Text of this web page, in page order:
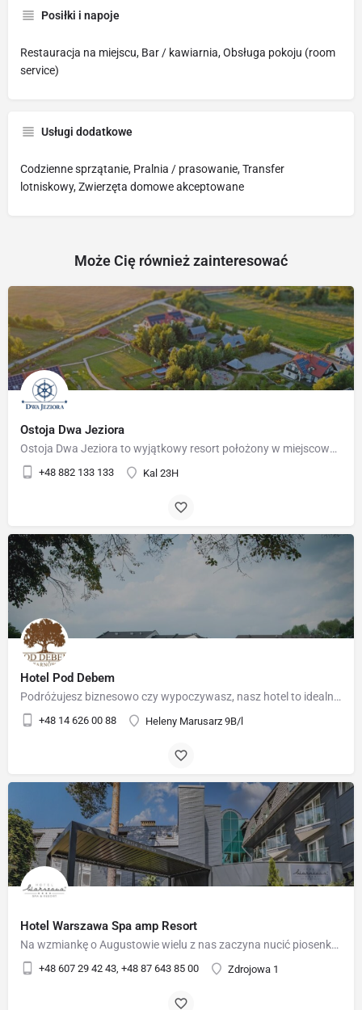
Posiłki i napoje
Restauracja na miejscu, Bar / kawiarnia, Obsługa pokoju (room
service)
Usługi dodatkowe
Codzienne sprzątanie, Pralnia / prasowanie, Transfer
lotniskowy, Zwierzęta domowe akceptowane
Może Cię również zainteresować
Ostoja Dwa Jeziora
Ostoja Dwa Jeziora to wyjątkowy resort położony w miejscowości Kal – 5 km od Węgorzewa, w samym sercu Mazur.…
+48 882 133 133 Kal 23H
Hotel Pod Debem
Podróżujesz biznesowo czy wypoczywasz, nasz hotel to idealne miejsce do spędzenia kilku dni w komfortowych,…
+48 14 626 00 88 Heleny Marusarz 9B/l
Hotel Warszawa Spa amp Resort
Na wzmiankę o Augustowie wielu z nas zaczyna nucić piosenkę "Augustowskie noce nad brzegami drzemiące...".…
+48 607 29 42 43, +48 87 643 85 00 Zdrojowa 1